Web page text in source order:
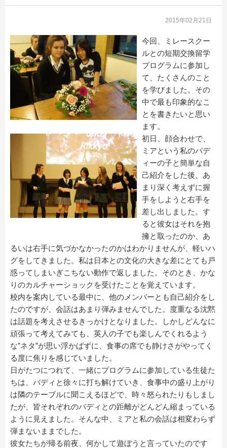
2015年02月21日
今回、ミレースクー
ルとの短期交換留学
プログラムに参加し
て、たくさんのこと
を学びました。その
中で最も印象的なこ
とを書きたいと思い
ます。
初日、顔合わせで、
ミアという私のバデ
ィーの子と簡単な自
己紹介をした後、あ
まり深く考えずに握
手をしようと右手を
差し出しました。す
ると彼女はそれを抱
擁と取ったのか、あ
るいは右手に気づかなかったのかはわかりませんが、軽いハ
グをしてきました。私は日本との文化の大きな差にとても戸
惑ってしまいぎこちない動作で返しました。そのとき、かな
りのカルチャーショックを受けたことを覚えています。
校内を案内している最中に、他のメンバーとも自己紹介をし
たのですが、会話はあまり弾みませんでした。度重なる沈黙
は話題を考えさせるきっかけとなりました。しかしどんなに
頑張って考えてみても、英人の子でも楽しんでくれるよう
な”ネタ”が思い浮かばずに、食事の席でも静けさがやってく
る度に焦りを感じていました。
日がたつにつれて、一緒にプログラムに参加している生徒た
ちは、バディと徐々に打ち解けていき、食事中の盛り上がり
は隣のテーブルに聞こえるほどで、時々怒られたりもしまし
たが、皆それぞれのバディとの距離がどんどん縮まっている
ように見えました。そんな中、ミアと私の会話は相変わらず
弾まないままでした。
彼女たちが帰る前夜、何かして遊ぼうと言っていたのです